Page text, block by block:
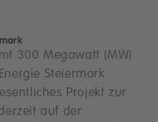
300 Megawatt (MW)
Steiermark
Projekt zur
auf der